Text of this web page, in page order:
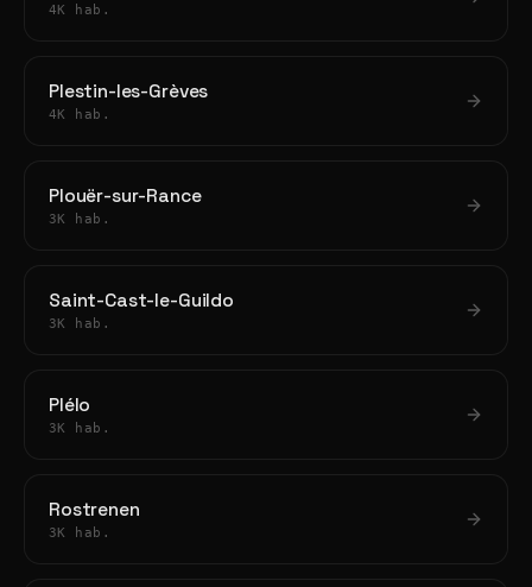
4K hab.
Plestin-les-Grèves
4K hab.
Plouër-sur-Rance
3K hab.
Saint-Cast-le-Guildo
3K hab.
Plélo
3K hab.
Rostrenen
3K hab.